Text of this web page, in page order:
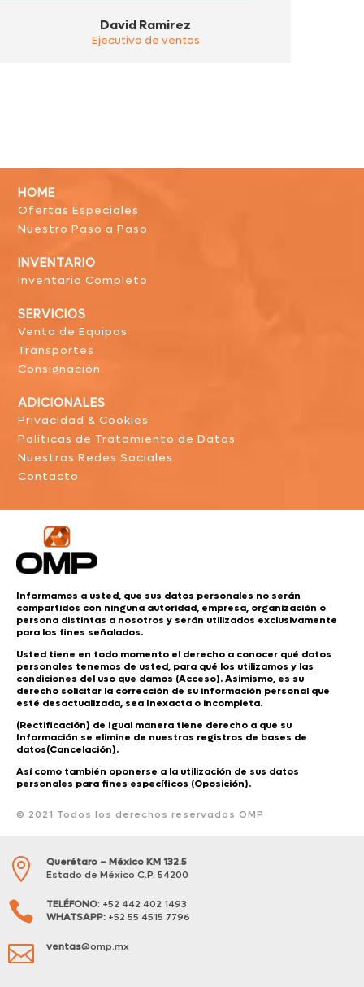
David Ramirez
Ejecutivo de ventas
HOME
Ofertas Especiales
Nuestro Paso a Paso
INVENTARIO
Inventario Completo
SERVICIOS
Venta de Equipos
Transportes
Consignación
ADICIONALES
Privacidad & Cookies
Políticas de Tratamiento de Datos
Nuestras Redes Sociales
Contacto
Informamos a usted, que sus datos personales no serán
compartidos con ninguna autoridad, empresa, organización o
persona distintas a nosotros y serán utilizados exclusivamente
para los fines señalados.
Usted tiene en todo momento el derecho a conocer qué datos
personales tenemos de usted, para qué los utilizamos y las
condiciones del uso que damos (Acceso). Asimismo, es su
derecho solicitar la corrección de su información personal que
esté desactualizada, sea Inexacta o incompleta.
(Rectificación) de Igual manera tiene derecho a que su
Información se elimine de nuestros registros de bases de
datos(Cancelación).
Así como también oponerse a la utilización de sus datos
personales para fines específicos (Oposición).
© 2021 Todos los derechos reservados OMP

Querétaro – México KM 132.5
Estado de México C.P. 54200
 TELÉFONO: +52 442 402 1493
WHATSAPP:+52 55 4515 7796
 ventas@omp.mx